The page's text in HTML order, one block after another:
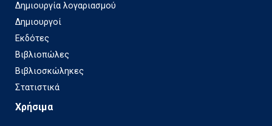
Δημιουργία λογαριασμού
Δημιουργοί
Εκδότες
Βιβλιοπώλες
Βιβλιοσκώληκες
Στατιστικά
Χρήσιμα